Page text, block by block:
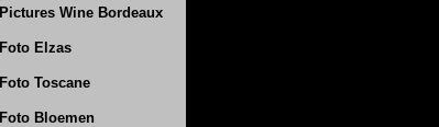
Pictures Wine Bordeaux
Foto Elzas
Foto Toscane
Foto Bloemen